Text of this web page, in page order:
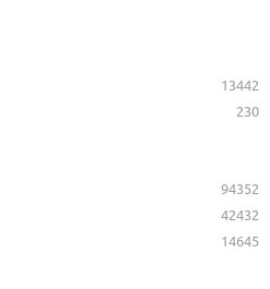
13442
230
94352
42432
14645